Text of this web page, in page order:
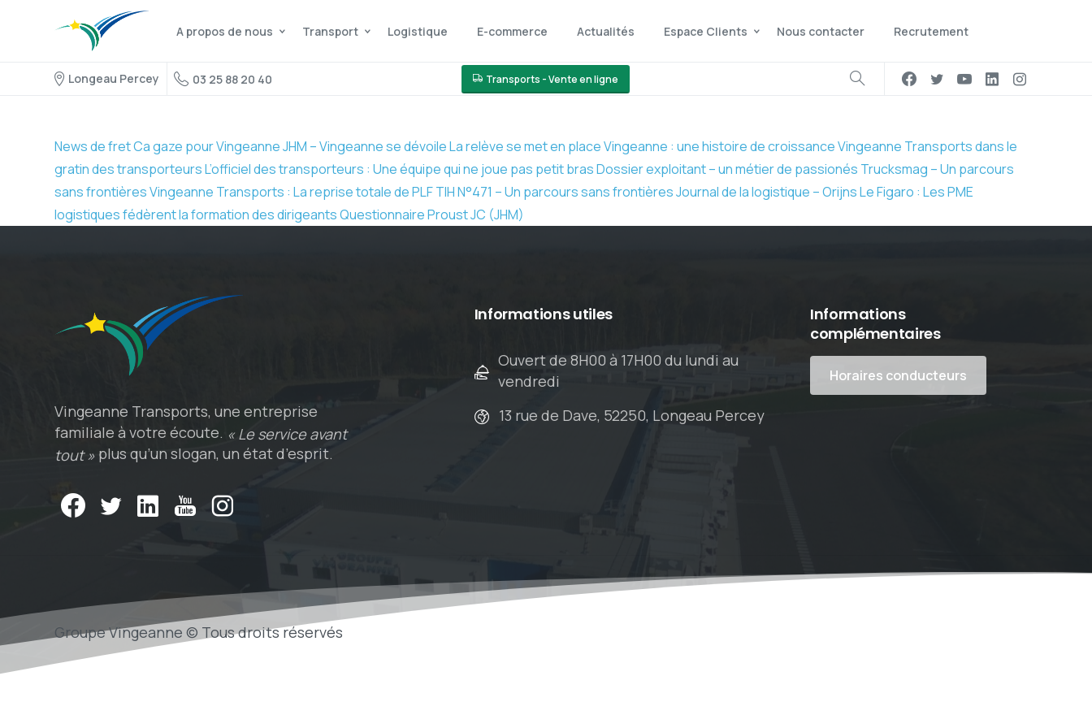
A propos de nous Transport Logistique E-commerce Actualités Espace Clients Nous contacter Recrutement
Longeau Percey 03 25 88 20 40 Transports - Vente en ligne
News de fretCa gaze pour VingeanneJHM – Vingeanne se dévoileLa relève se met en placeVingeanne : une histoire de croissanceVingeanne Transports dans le
gratin des transporteursL’officiel des transporteurs : Une équipe qui ne joue pas petit brasDossier exploitant – un métier de passionés Trucksmag – Un parcours
sans frontièresVingeanne Transports : La reprise totale de PLFTIH N°471 – Un parcours sans frontièresJournal de la logistique – OrijnsLe Figaro : Les PME
logistiques fédèrent la formation des dirigeantsQuestionnaire Proust JC (JHM)
Vingeanne Transports, une entreprise
familiale à votre écoute. « Le service avant
tout » plus qu’un slogan, un état d’esprit.
Informationsutiles
Ouvert de 8H00 à 17H00 du lundi au
vendredi
13 rue de Dave, 52250, Longeau Percey
Informations
complémentaires
Horaires conducteurs
Groupe Vingeanne © Tous droits réservés